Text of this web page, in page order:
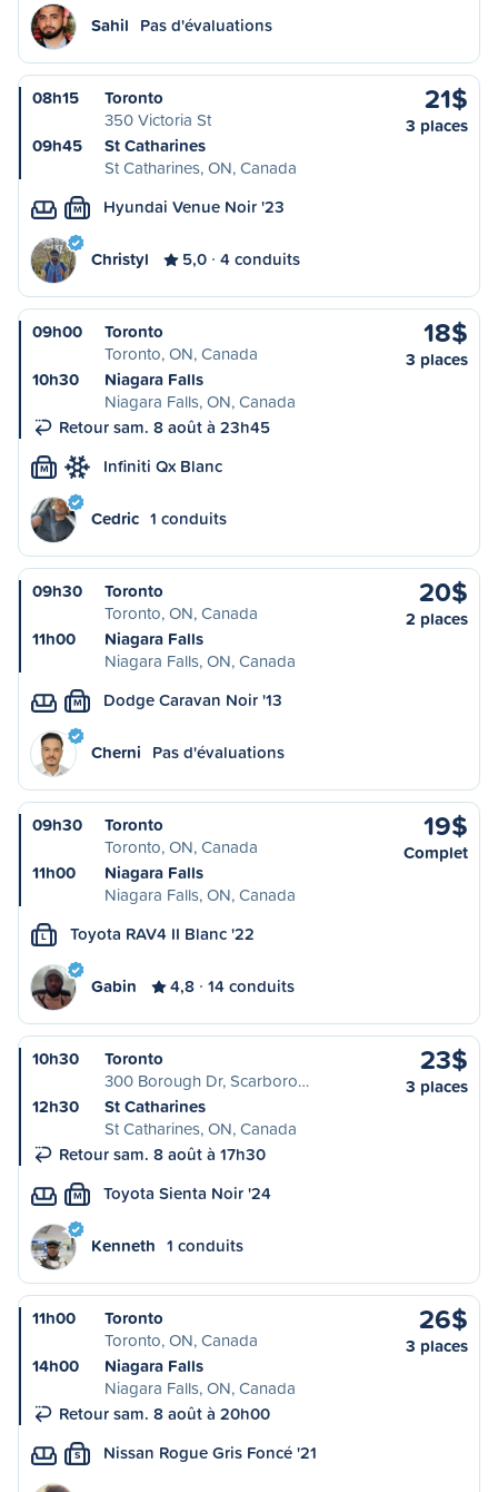
Sahil Pas d'évaluations
08h15
Toronto
350 Victoria St
09h45
St Catharines
St Catharines, ON, Canada
21$
3 places
M Hyundai Venue Noir '23
Christyl 5,0 4 conduits
09h00
Toronto
Toronto, ON, Canada
10h30
Niagara Falls
Niagara Falls, ON, Canada
Retour sam. 8 août à 23h45
18$
3 places
M Infiniti Qx Blanc
Cedric 1 conduits
09h30
Toronto
Toronto, ON, Canada
11h00
Niagara Falls
Niagara Falls, ON, Canada
20$
2 places
M Dodge Caravan Noir '13
Cherni Pas d'évaluations
09h30
Toronto
Toronto, ON, Canada
11h00
Niagara Falls
Niagara Falls, ON, Canada
19$
Complet
L Toyota RAV4 II Blanc '22
Gabin 4,8 14 conduits
10h30
Toronto
300 Borough Dr, Scarboro…
12h30
St Catharines
St Catharines, ON, Canada
Retour sam. 8 août à 17h30
23$
3 places
M Toyota Sienta Noir '24
Kenneth 1 conduits
11h00
Toronto
Toronto, ON, Canada
14h00
Niagara Falls
Niagara Falls, ON, Canada
Retour sam. 8 août à 20h00
26$
3 places
S Nissan Rogue Gris Foncé '21